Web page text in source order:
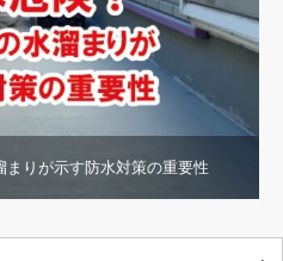
りが示す防水対策の重要性